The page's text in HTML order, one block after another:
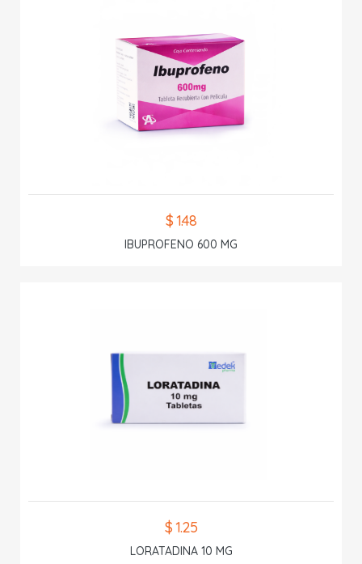
$ 1.48
IBUPROFENO 600 MG
$ 1.25
LORATADINA 10 MG